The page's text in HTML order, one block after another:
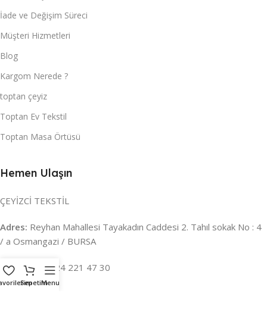
İade ve Değişim Süreci
Müşteri Hizmetleri
Blog
Kargom Nerede ?
toptan çeyiz
Toptan Ev Tekstil
Toptan Masa Örtüsü
Hemen Ulaşın
ÇEYİZCİ TEKSTİL
Adres: Reyhan Mahallesi Tayakadın Caddesi 2. Tahıl sokak No : 4
/ a Osmangazi / BURSA
İLETİŞİM : 0224 221 47 30
SepetimMenu